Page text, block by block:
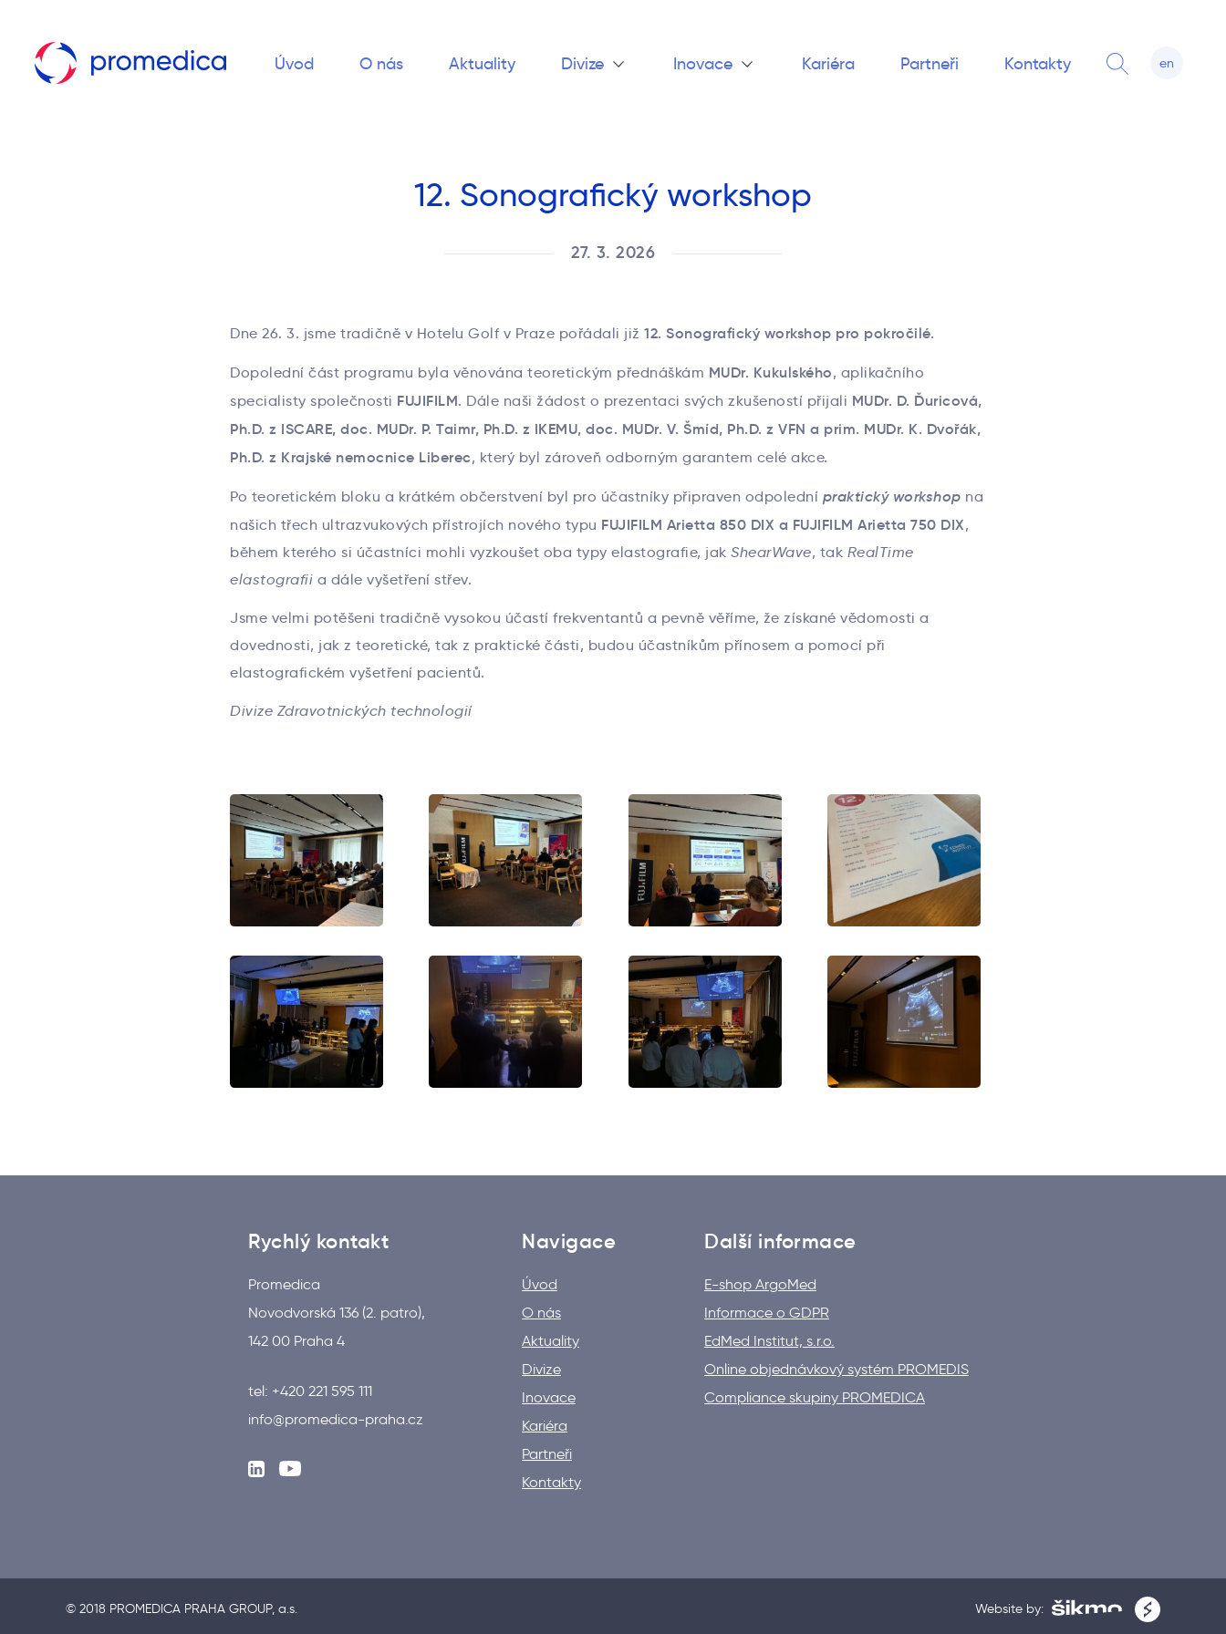
Úvod O nás Aktuality Divize Inovace Kariéra Partneři Kontakty en
12. Sonografický workshop
27. 3. 2026
Dne 26. 3. jsme tradičně v Hotelu Golf v Praze pořádali již 12. Sonografický workshop pro pokročilé.
Dopolední část programu byla věnována teoretickým přednáškám MUDr. Kukulského, aplikačního
specialisty společnosti FUJIFILM. Dále naši žádost o prezentaci svých zkušeností přijali MUDr. D. Ďuricová,
Ph.D. z ISCARE, doc. MUDr. P. Taimr, Ph.D. z IKEMU, doc. MUDr. V. Šmíd, Ph.D. z VFN a prim. MUDr. K. Dvořák,
Ph.D. z Krajské nemocnice Liberec, který byl zároveň odborným garantem celé akce.
Po teoretickém bloku a krátkém občerstvení byl pro účastníky připraven odpolední praktický workshop na
našich třech ultrazvukových přístrojích nového typu FUJIFILM Arietta 850 DIX a FUJIFILM Arietta 750 DIX,
během kterého si účastníci mohli vyzkoušet oba typy elastografie, jak ShearWave, tak RealTime
elastografii a dále vyšetření střev.
Jsme velmi potěšeni tradičně vysokou účastí frekventantů a pevně věříme, že získané vědomosti a
dovednosti, jak z teoretické, tak z praktické části, budou účastníkům přínosem a pomocí při
elastografickém vyšetření pacientů.
Divize Zdravotnických technologií
Rychlý kontakt
Promedica
Novodvorská 136 (2. patro),
142 00 Praha 4
tel: +420 221 595 111
info@promedica-praha.cz
Navigace
Úvod
O nás
Aktuality
Divize
Inovace
Kariéra
Partneři
Kontakty
Další informace
E-shop ArgoMed
Informace o GDPR
EdMed Institut, s.r.o.
Online objednávkový systém PROMEDIS
Compliance skupiny PROMEDICA
© 2018 PROMEDICA PRAHA GROUP, a.s. Website by: